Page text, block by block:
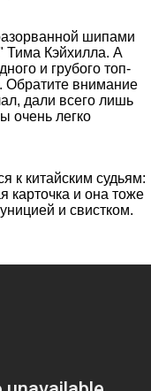
шипами
Тима Кэйхилла. А
и грубого топ-
Обратите внимание
дали всего лишь
очень легко
к китайским судьям:
карточка и она тоже
и свистком.